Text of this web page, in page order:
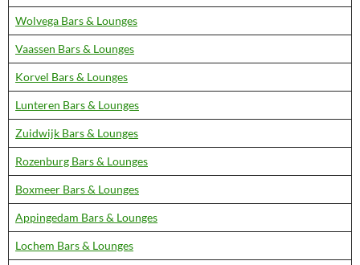
Wolvega Bars & Lounges
Vaassen Bars & Lounges
Korvel Bars & Lounges
Lunteren Bars & Lounges
Zuidwijk Bars & Lounges
Rozenburg Bars & Lounges
Boxmeer Bars & Lounges
Appingedam Bars & Lounges
Lochem Bars & Lounges